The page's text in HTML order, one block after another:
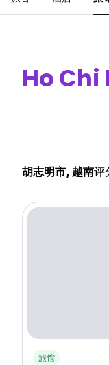
Ho
胡志明市, 越南评
旅馆